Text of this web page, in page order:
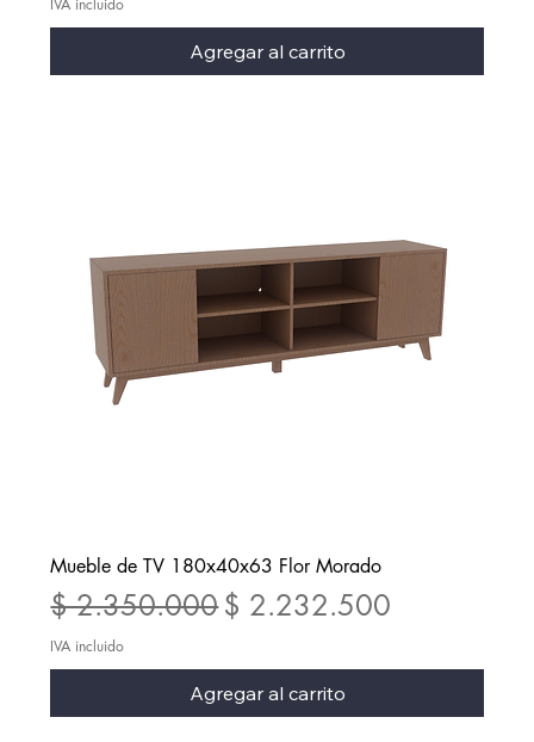
IVA incluido
Agregar al carrito
Mueble de TV 180x40x63 Flor Morado
Precio
$ 2.350.000Precio de oferta
$ 2.232.500
IVA incluido
Agregar al carrito